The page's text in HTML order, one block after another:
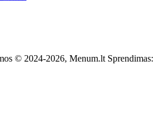
© 2024-2026, Menum.lt Sprendimas: